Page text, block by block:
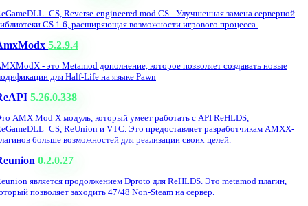
Reverse-engineered mod CS - Улучшенная замена серверной
CS 1.6, расширяющая возможности игрового процесса.
5.2.9.4
- это Metamod дополнение, которое позволяет создавать новые
для Half-Life на языке Pawn
5.26.0.338
AMX Mod X модуль, который умеет работать с API ReHLDS,
ReUnion и VTC. Это предоставляет разработчикам AMXX-
больше возможностей для реализации своих целей.
0.2.0.27
является продолжением Dproto для ReHLDS. Это metamod плагин,
позволяет заходить 47/48 Non-Steam на сервер.